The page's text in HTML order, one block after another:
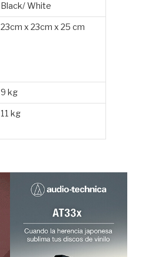
Black/ White
23cm x 23cm x 25 cm
9 kg
11 kg